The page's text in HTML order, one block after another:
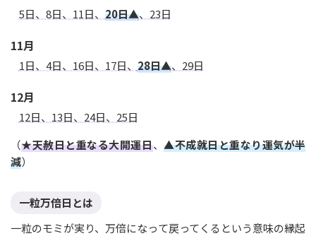
5日、8日、11日、 20日▲、23日
11月
1日、4日、16日、17日、 28日▲、29日
12月
12日、13日、24日、25日
（★天赦日と重なる大開運日、▲不成就日と重なり運気が半
減）
一粒万倍日とは
一粒のモミが実り、万倍になって戻ってくるという意味の縁起